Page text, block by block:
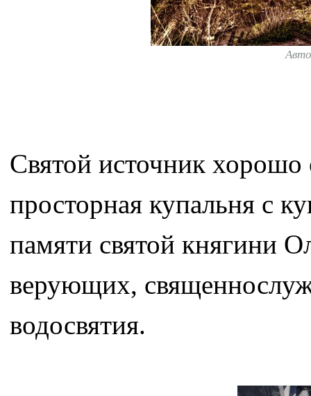
Святой источник хорошо
просторная купальня с
памяти святой княгини
верующих,
водосвятия.